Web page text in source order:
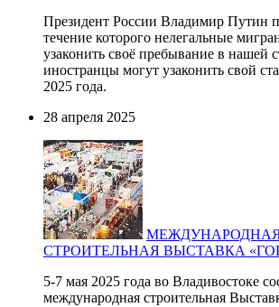
Президент России Владимир Путин
течение которого нелегальные
узаконить своё пребывание в нашей
иностранцы могут узаконить свой
2025 года.
28 апреля 2025
СТРОИТЕЛЬНАЯ ВЫСТАВКА
5-7 мая 2025 года во Владивостоке
международная строительная